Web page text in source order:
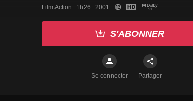
Film Action   1h26   2001
S'ABONNER
Se connecter Partager